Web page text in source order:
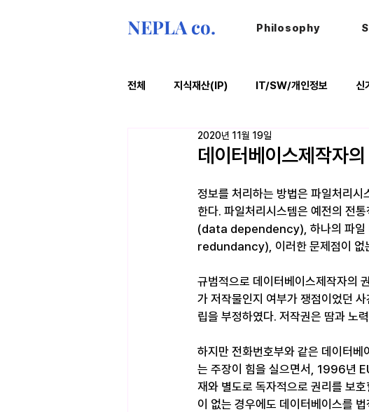
NEPLA co. Philosophy
전체 지식재산(IP) IT/SW/개인정보 신
법률레터 오늘의위키
데이터베이스제작자의
2020년 11월 19일
정보를 처리하는 방법은 파일처리시
한다. 파일처리시스템은 예전의 전
(data dependency), 하나의 파일
redundancy), 이러한 문제점이 없
규범적으로 데이터베이스제작자의
가 저작물인지 여부가 쟁점이었던
립을 부정하였다. 저작권은 땀과 노
하지만 전화번호부와 같은 데이터
는 주장이 힘을 실으면서, 1996년
재와 별도로 독자적으로 권리를 보
이 없는 경우에도 데이터베이스를